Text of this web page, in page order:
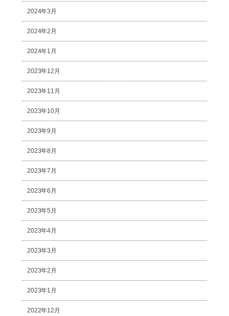
2024年3月
2024年2月
2024年1月
2023年12月
2023年11月
2023年10月
2023年9月
2023年8月
2023年7月
2023年6月
2023年5月
2023年4月
2023年3月
2023年2月
2023年1月
2022年12月